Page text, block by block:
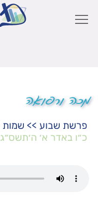
מכה ורפואה
פרשת שבוע >> שמות
כ״ו באדר א׳ ה׳תשס״ג